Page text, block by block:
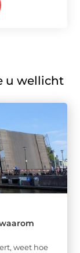
u wellicht
weet hoe